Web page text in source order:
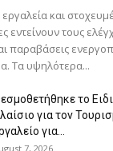
και
εντείνουν τους
παραβάσεις
Τα υψηλότερα...
το
για τον
για...
7, 2026